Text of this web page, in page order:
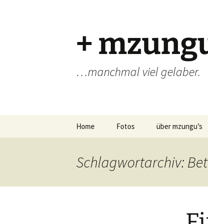
+
…manchmal viel gelaber.
Home Fotos über mzungu’s
Schlagwortarchiv: